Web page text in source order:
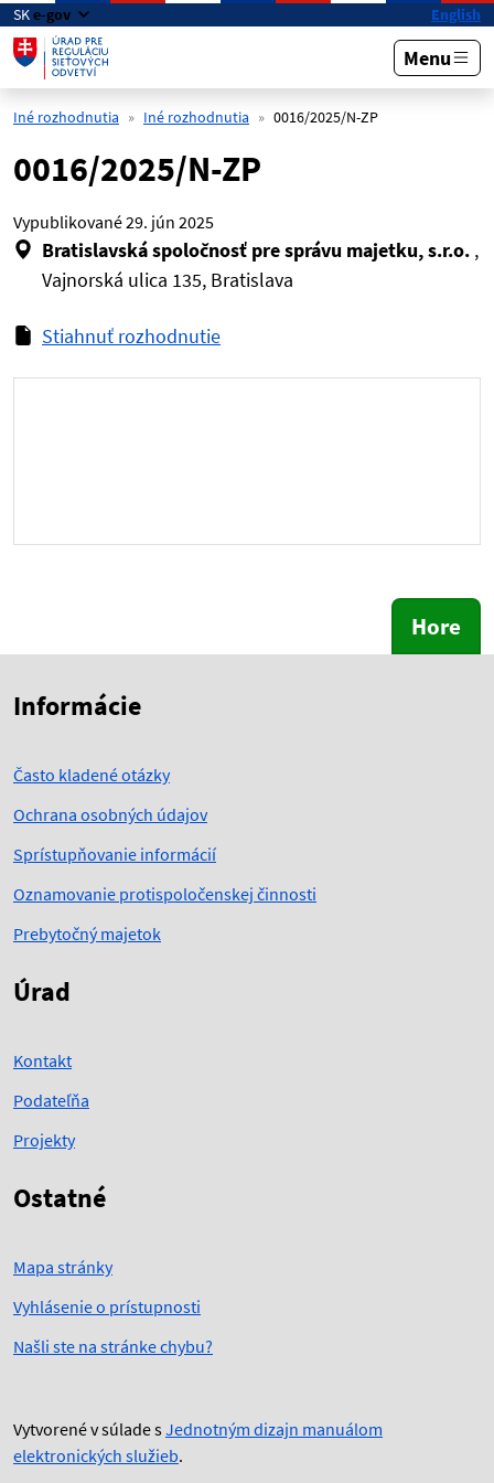
Preskočiť na hlavný obsah
SKe-gov English
Menu
Iné rozhodnutia Iné rozhodnutia 0016/2025/N-ZP
0016/2025/N-ZP
Vypublikované29. jún 2025
Bratislavská spoločnosť pre správu majetku, s.r.o. ,
Vajnorská ulica 135, Bratislava
Stiahnuť rozhodnutie
Hore
Informácie
Často kladené otázky
Ochrana osobných údajov
Sprístupňovanie informácií
Oznamovanie protispoločenskej činnosti
Prebytočný majetok
Úrad
Kontakt
Podateľňa
Projekty
Ostatné
Mapa stránky
Vyhlásenie o prístupnosti
Našli ste na stránke chybu?
Vytvorené v súlade sJednotným dizajn manuálom
elektronických služieb.